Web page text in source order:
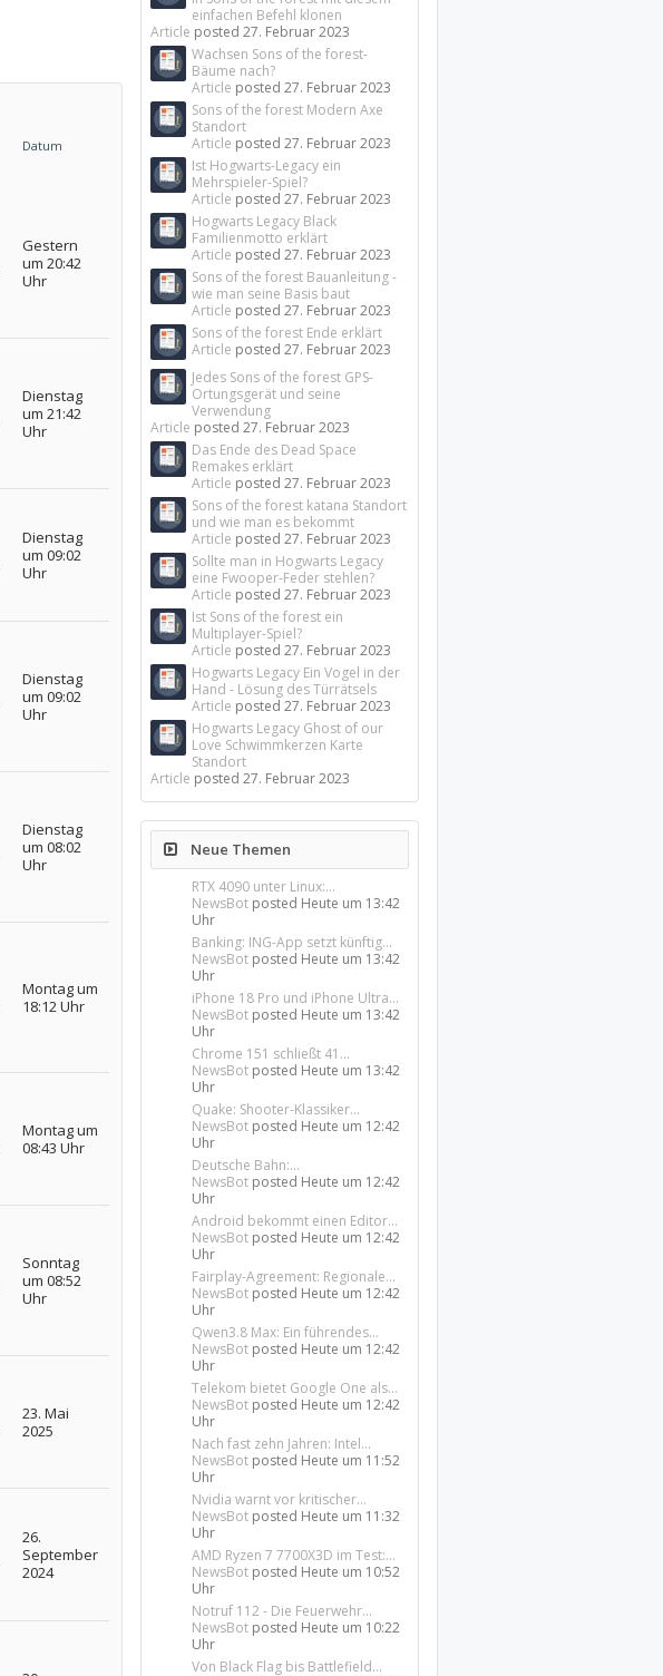
Datum
Gestern
um 20:42
Uhr
Dienstag
um 21:42
Uhr
Dienstag
um 09:02
Uhr
Dienstag
um 09:02
Uhr
Dienstag
um 08:02
Uhr
Montag um
18:12 Uhr
Montag um
08:43 Uhr
Sonntag
um 08:52
Uhr
23. Mai
2025
26.
September
2024
einfachen Befehl klonen
Article posted27. Februar 2023
Wachsen Sons of the forest-
Bäume nach?
Article posted27. Februar 2023
Sons of the forest Modern Axe
Standort
Article posted27. Februar 2023
Ist Hogwarts-Legacy ein
Mehrspieler-Spiel?
Article posted27. Februar 2023
Hogwarts Legacy Black
Familienmotto erklärt
Article posted27. Februar 2023
Sons of the forest Bauanleitung -
wie man seine Basis baut
Article posted27. Februar 2023
Sons of the forest Ende erklärt
Article posted27. Februar 2023
Jedes Sons of the forest GPS-
Ortungsgerät und seine
Verwendung
Article posted27. Februar 2023
Das Ende des Dead Space
Remakes erklärt
Article posted27. Februar 2023
Sons of the forest katana Standort
und wie man es bekommt
Article posted27. Februar 2023
Sollte man in Hogwarts Legacy
eine Fwooper-Feder stehlen?
Article posted27. Februar 2023
Ist Sons of the forest ein
Multiplayer-Spiel?
Article posted27. Februar 2023
Hogwarts Legacy Ein Vogel in der
Hand - Lösung des Türrätsels
Article posted27. Februar 2023
Hogwarts Legacy Ghost of our
Love Schwimmkerzen Karte
Standort
Article posted27. Februar 2023
Neue Themen
RTX 4090 unter Linux:...
NewsBot posted Heute um 13:42
Uhr
Banking: ING-App setzt künftig...
NewsBot posted Heute um 13:42
Uhr
iPhone 18 Pro und iPhone Ultra...
NewsBot posted Heute um 13:42
Uhr
Chrome 151 schließt 41...
NewsBot posted Heute um 13:42
Uhr
Quake: Shooter-Klassiker...
NewsBot posted Heute um 12:42
Uhr
Deutsche Bahn:...
NewsBot posted Heute um 12:42
Uhr
Android bekommt einen Editor...
NewsBot posted Heute um 12:42
Uhr
Fairplay-Agreement: Regionale...
NewsBot posted Heute um 12:42
Uhr
Qwen3.8 Max: Ein führendes...
NewsBot posted Heute um 12:42
Uhr
Telekom bietet Google One als...
NewsBot posted Heute um 12:42
Uhr
Nach fast zehn Jahren: Intel...
NewsBot posted Heute um 11:52
Uhr
Nvidia warnt vor kritischer...
NewsBot posted Heute um 11:32
Uhr
AMD Ryzen 7 7700X3D im Test:...
NewsBot posted Heute um 10:52
Uhr
Notruf 112 - Die Feuerwehr...
NewsBot posted Heute um 10:22
Uhr
Von Black Flag bis Battlefield...